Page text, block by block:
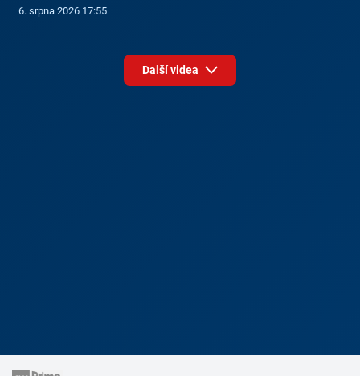
6. srpna 2026 17:55
Další videa